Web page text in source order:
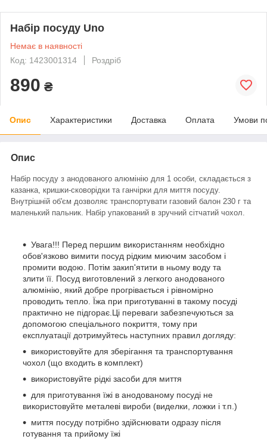
Набір посуду Uno
Немає в наявності
Код: 1423001314
Роздріб
890 ₴
Опис Характеристики Доставка Оплата Умови
Опис
Набір посуду з анодованого алюмінію для 1 особи, складається з
казанка, кришки-сковорідки та ганчірки для миття посуду.
Внутрішній об'єм дозволяє транспортувати газовий балон 230 г та
маленький пальник. Набір упакований в зручний сітчатий чохол.
Увага!!! Перед першим використанням необхідно
обов'язково вимити посуд рідким миючим засобом і
промити водою . Потім закип'ятити в ньому воду та
злити її. Посуд виготовлений з легкого анодованого
алюмінію, який добре прогрівається і рівномірно
проводить тепло. Їжа при приготуванні в такому посуді
практично не підгорає.Ці переваги забезпечуються за
допомогою спеціального покриття, тому при
експлуатації дотримуйтесь наступних правил догляду:
використовуйте для зберігання та транспортування
чохол (що входить в комплект)
використовуйте рідкі засоби для миття
для приготування їжі в анодованому посуді не
використовуйте металеві вироби (виделки, ложки і т.п.)
миття посуду потрібно здійснювати одразу після
готування та прийому їжі